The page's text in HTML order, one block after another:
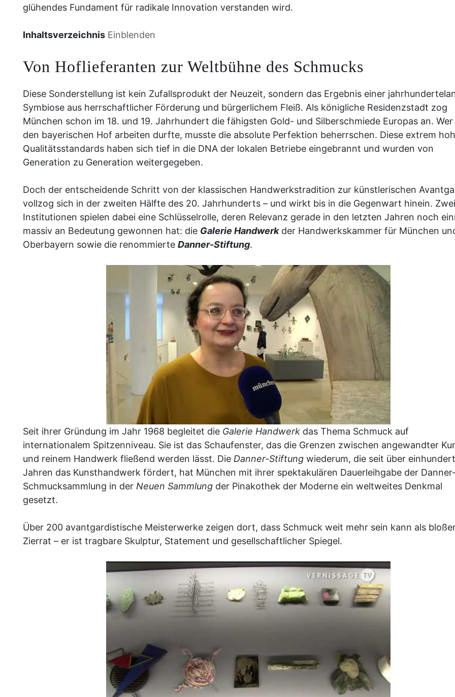
glühendes Fundament für radikale Innovation verstanden wird.
Inhaltsverzeichnis Einblenden
Von Hoflieferanten zur Weltbühne des Schmucks
Diese Sonderstellung ist kein Zufallsprodukt der Neuzeit, sondern das Ergebnis einer
Symbiose aus herrschaftlicher Förderung und bürgerlichem Fleiß. Als königliche Residenzstadt zog
München schon im 18. und 19. Jahrhundert die fähigsten Gold- und Silberschmiede Europas an.
den bayerischen Hof arbeiten durfte, musste die absolute Perfektion beherrschen. Diese extrem
Qualitätsstandards haben sich tief in die DNA der lokalen Betriebe eingebrannt und wurden von
Generation zu Generation weitergegeben.
Doch der entscheidende Schritt von der klassischen Handwerkstradition zur künstlerischen
vollzog sich in der zweiten Hälfte des 20. Jahrhunderts – und wirkt bis in die Gegenwart hinein. Zwei
Institutionen spielen dabei eine Schlüsselrolle, deren Relevanz gerade in den letzten Jahren noch
massiv an Bedeutung gewonnen hat: die Galerie Handwerkder Handwerkskammer für München
Oberbayern sowie die renommierte Danner-Stiftung.
Seit ihrer Gründung im Jahr 1968 begleitet die Galerie Handwerk das Thema Schmuck auf
internationalem Spitzenniveau. Sie ist das Schaufenster, das die Grenzen zwischen angewandter
und reinem Handwerk fließend werden lässt. Die Danner-Stiftung wiederum, die seit über einhundert
Jahren das Kunsthandwerk fördert, hat München mit ihrer spektakulären Dauerleihgabe der
Schmucksammlung in der Neuen Sammlung der Pinakothek der Moderne ein weltweites Denkmal
gesetzt.
Über 200 avantgardistische Meisterwerke zeigen dort, dass Schmuck weit mehr sein kann als
Zierrat – er ist tragbare Skulptur, Statement und gesellschaftlicher Spiegel.